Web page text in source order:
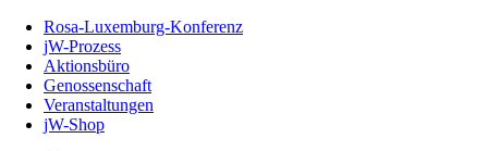
Inhalt
Seite
Rosa-Luxemburg-Konferenz
jW-Prozess
Aktionsbüro
Genossenschaft
Veranstaltungen
jW-Shop